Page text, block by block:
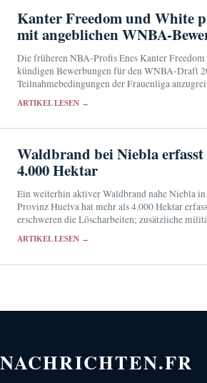
Kanter Freedom und White
mit angeblichen WNBA-
Die früheren NBA-Profis Enes Kanter
kündigen Bewerbungen für den WNBA-Draft
Teilnahmebedingungen der Frauenliga
ARTIKEL LESEN →
Waldbrand bei Niebla
4.000 Hektar
Ein weiterhin aktiver Waldbrand nahe Niebla in
Provinz Huelva hat mehr als 4.000 Hektar
erschweren die Löscharbeiten; zusätzliche
ARTIKEL LESEN →
NACHRICHTEN.FR